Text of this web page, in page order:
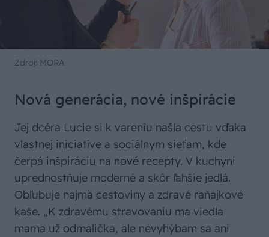
Zdroj: MORA
Nová generácia, nové inšpirácie
Jej dcéra Lucie si k vareniu našla cestu vďaka
vlastnej iniciatíve a sociálnym sieťam, kde
čerpá inšpiráciu na nové recepty. V kuchyni
uprednostňuje moderné a skôr ľahšie jedlá.
Obľubuje najmä cestoviny a zdravé raňajkové
kaše. „K zdravému stravovaniu ma viedla
mama už odmalička, ale nevyhýbam sa ani